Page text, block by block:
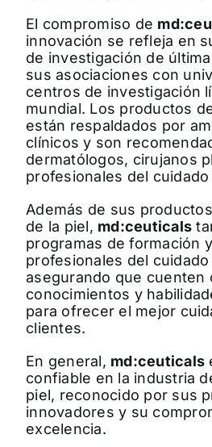
El compromiso de
innovación se refleja en
de investigación de
sus asociaciones con
centros de investigación
mundial. Los productos
están respaldados por
clínicos y son
dermatólogos, cirujanos
profesionales del cuidado
Además de sus
de la piel, md:ceuticals
programas de formación
profesionales del cuidado
asegurando que cuenten
conocimientos y
para ofrecer el mejor
clientes.
En general, md:ceuticals
confiable en la industria
piel, reconocido por sus
innovadores y su
excelencia.